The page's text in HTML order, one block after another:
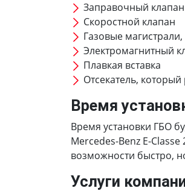
Заправочный клапан
Скоростной клапан
Газовые
Электромагнитный
Плавкая вставка
Отсекатель,
Время
Время установки ГБО
Mercedes-Benz E-
возможности быстро,
Услуги